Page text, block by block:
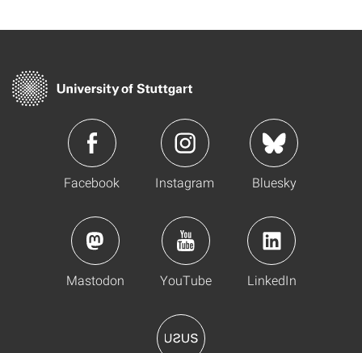
Facebook Instagram Bluesky
Mastodon YouTube LinkedIn